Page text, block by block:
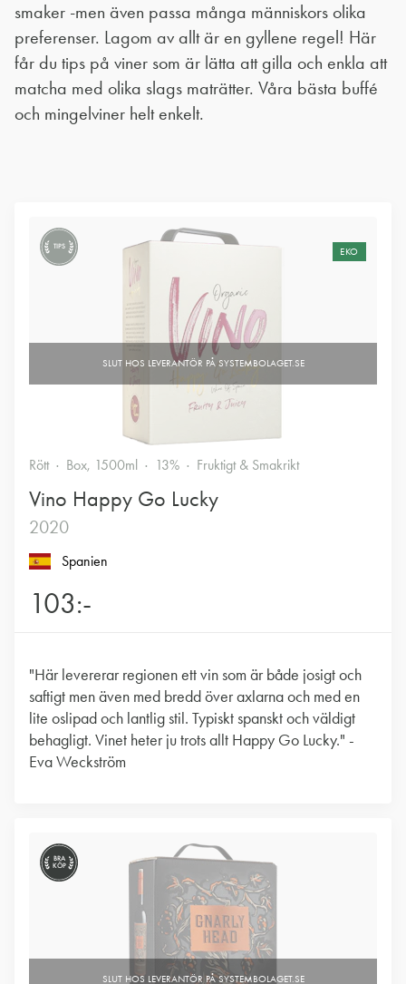
smaker -men även passa många människors olika
preferenser. Lagom av allt är en gyllene regel! Här
får du tips på viner som är lätta att gilla och enkla att
matcha med olika slags maträtter. Våra bästa buffé
och mingelviner helt enkelt.
TIPS EKO
Rött Box, 1500ml 13% Fruktigt & Smakrikt
Vino Happy Go Lucky
2020
Spanien
103:-
"Här levererar regionen ett vin som är både josigt och
saftigt men även med bredd över axlarna och med en
lite oslipad och lantlig stil. Typiskt spanskt och väldigt
behagligt. Vinet heter ju trots allt Happy Go Lucky." -
Eva Weckström
BRA
KÖP